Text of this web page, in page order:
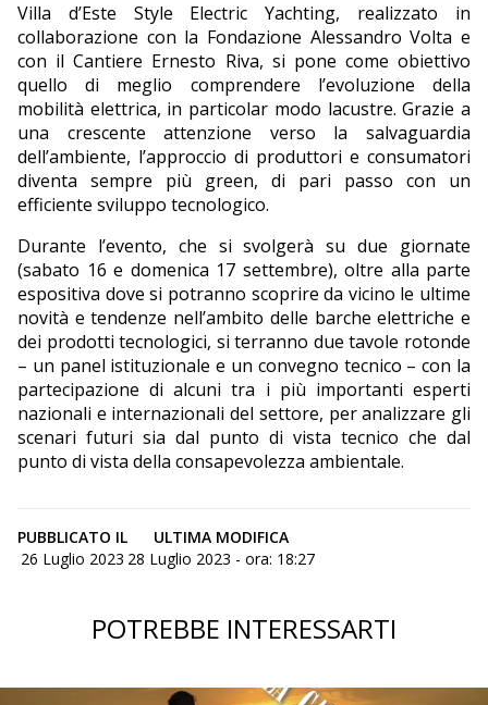
Villa d’Este Style Electric Yachting, realizzato in
collaborazione con la Fondazione Alessandro Volta e
con il Cantiere Ernesto Riva, si pone come obiettivo
quello di meglio comprendere l’evoluzione della
mobilità elettrica, in particolar modo lacustre. Grazie a
una crescente attenzione verso la salvaguardia
dell’ambiente, l’approccio di produttori e consumatori
diventa sempre più green, di pari passo con un
efficiente sviluppo tecnologico.
Durante l’evento, che si svolgerà su due giornate
(sabato 16 e domenica 17 settembre), oltre alla parte
espositiva dove si potranno scoprire da vicino le ultime
novità e tendenze nell’ambito delle barche elettriche e
dei prodotti tecnologici, si terranno due tavole rotonde
– un panel istituzionale e un convegno tecnico – con la
partecipazione di alcuni tra i più importanti esperti
nazionali e internazionali del settore, per analizzare gli
scenari futuri sia dal punto di vista tecnico che dal
punto di vista della consapevolezza ambientale.
PUBBLICATO IL
26 Luglio 2023
ULTIMA MODIFICA
28 Luglio 2023 - ora: 18:27
POTREBBE INTERESSARTI